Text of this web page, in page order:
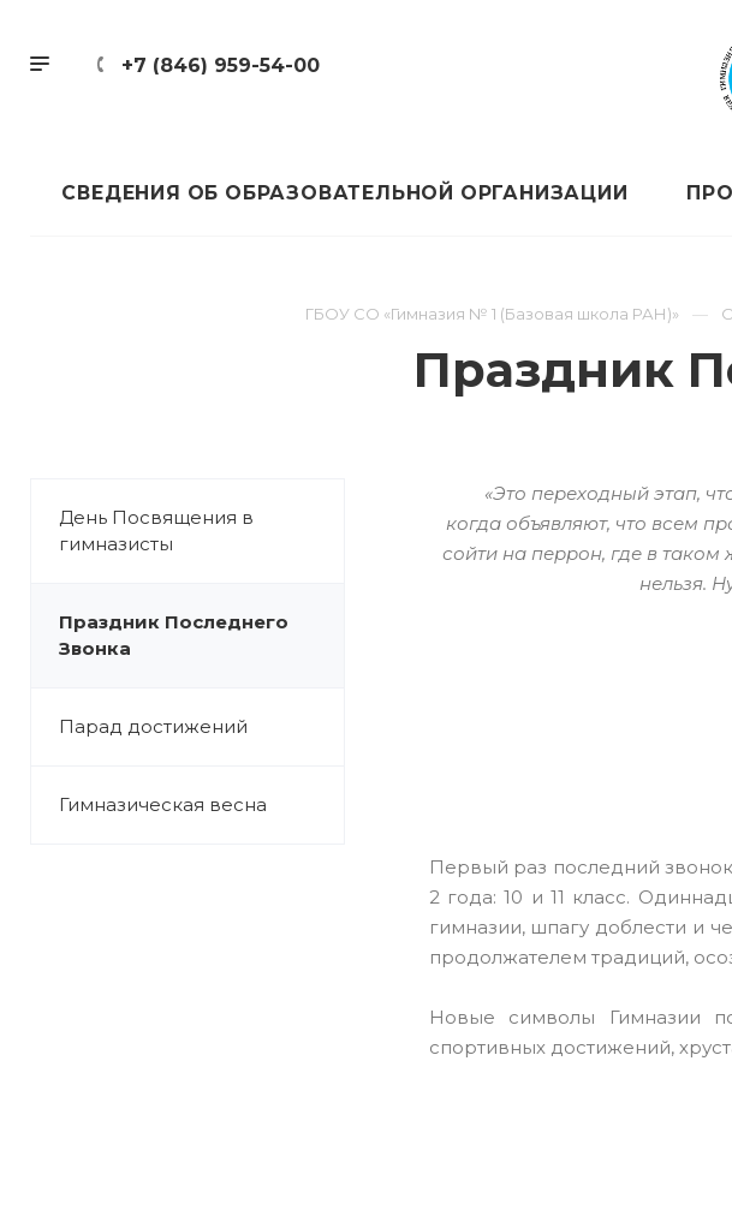
+7 (846) 959-54-00
СВЕДЕНИЯ ОБ ОБРАЗОВАТЕЛЬНОЙ ОРГАНИЗАЦИИ
ГБОУ СО «Гимназия № 1 (Базовая школа РАН)»
Праздник
День Посвящения в
гимназисты
Праздник Последнего
Звонка
Парад достижений
Гимназическая весна
«Это переходный этап,
когда объявляют, что всем
сойти на перрон, где в таком
нельзя.
Первый раз последний
2 года: 10 и 11 класс.
гимназии, шпагу доблести и
продолжателем традиций,
Новые символы Гимназии
спортивных достижений,